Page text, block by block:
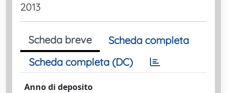
2013
Scheda breve
Scheda completa
Scheda completa (DC)
Anno di deposito